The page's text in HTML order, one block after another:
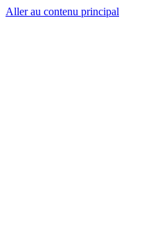
Aller au contenu principal